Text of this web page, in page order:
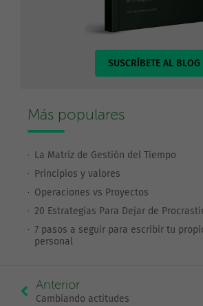
SUSCRÍBETE AL BLOG
Más populares
La Matriz de Gestión del Tiempo
Principios y valores
Operaciones vs Proyectos
20 Estrategias Para Dejar de
7 pasos a seguir para escribir tu
personal
Anterior
Cambiando actitudes